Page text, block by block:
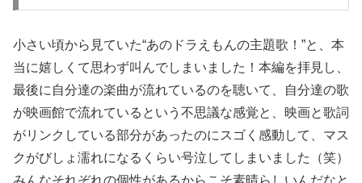
小さい頃から見ていた“あのドラえもんの主題歌！”と、本
当に嬉しくて思わず叫んでしまいました！本編を拝見し、
最後に自分達の楽曲が流れているのを聴いて、自分達の歌
が映画館で流れているという不思議な感覚と、映画と歌詞
がリンクしている部分があったのにスゴく感動して、マス
クがびしょ濡れになるくらい号泣してしまいました（笑）